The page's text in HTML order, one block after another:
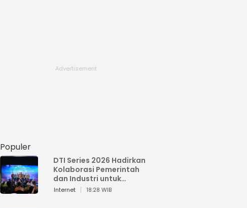
Populer
DTI Series 2026 Hadirkan
Kolaborasi Pemerintah
dan Industri untuk
Percepatan
Internet 18:28 WIB